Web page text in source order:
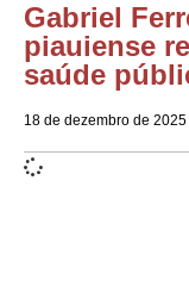
Gabriel
piauiense
saúde
18 de dezembro de 2025